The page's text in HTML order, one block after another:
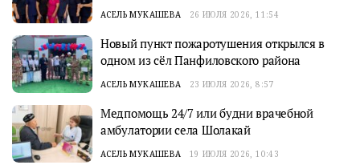
АСЕЛЬ МУКАШЕВА 26 ИЮЛЯ 2026, 11:54
Новый пункт пожаротушения открылся в
одном из сёл Панфиловского района
АСЕЛЬ МУКАШЕВА 23 ИЮЛЯ 2026, 8:57
Медпомощь 24/7 или будни врачебной
амбулатории села Шолакай
АСЕЛЬ МУКАШЕВА 19 ИЮЛЯ 2026, 10:43